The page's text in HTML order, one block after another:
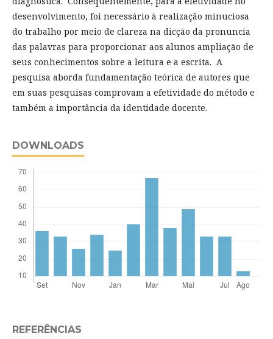
desenvolvimento, foi necessário à realização minuciosa
do trabalho por meio de clareza na dicção da pronuncia
das palavras para proporcionar aos alunos ampliação de
seus conhecimentos sobre a leitura e a escrita. A
pesquisa aborda fundamentação teórica de autores que
em suas pesquisas comprovam a efetividade do método e
também a importância da identidade docente.
DOWNLOADS
REFERÊNCIAS